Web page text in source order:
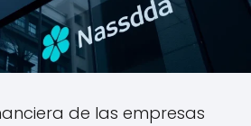
de las empresas